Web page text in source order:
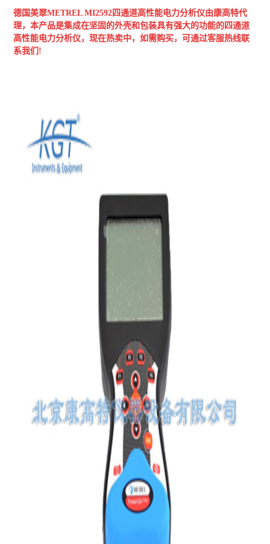
德国美翠METRELMI2592四通道高性能电力分析仪由康高特代
理，本产品是集成在坚固的外壳和包装具有强大的功能的四通道
高性能电力分析仪，现在热卖中，如需购买，可通过客服热线联
系我们!